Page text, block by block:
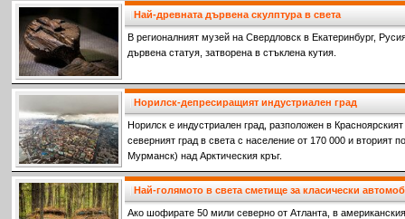
Най-древната дървена скулптура в света
В pегионалният музей на Свердловск в Екатеринбург,
дървена статуя, затворена в стъклена кутия.
Норилск-депресиращият индустриален град
Норилск е индустриален град, разположен в
северният град в света с население от 170 000 и вторият
Мурманск) над Арктическия кръг.
Най-голямото в света сметище за класически
Ако шофирате 50 мили северно от Атланта, в